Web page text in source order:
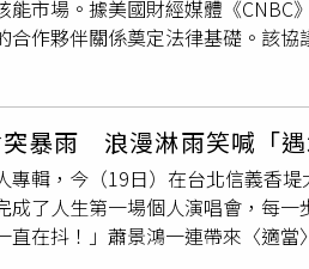
難度。然而，根據《路透社》
需求仍有極大差距。以最常見類
磁鐵的需求約為4.8萬公噸，但國
噸。稀土元素是華盛頓認定的60
必須先經過加工處理。美國企業
」（Guardian Metal Resources）
則正在南達科他州開發1座鉭礦
，美國產業幾乎不可能在明年1月
要更多年的時間。」美國擁有大
能市場。據美國財經媒體《
合作夥伴關係奠定法律基礎。該
能源部長萊特（Chris Wright）與
也同步簽署1項有關核子安全保障
法》（AtomicEnergyAct of 1954
（Westinghouse）執行長薩姆納
CNBC》的聲明中指出，這項協
」的開發商，該技術被視為擴
暴雨 浪漫淋雨笑喊「遇
專輯，今（19日）在台北信義香
成了人生第一場個人演唱會，每
直在抖！」蕭景鴻一連帶來〈適